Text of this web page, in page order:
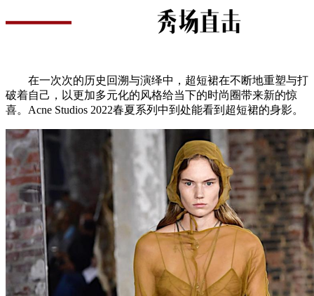
在一次次的历史回溯与演绎中，超短裙在不断地重塑与打
破着自己，以更加多元化的风格给当下的时尚圈带来新的惊
喜。Acne Studios 2022春夏系列中到处能看到超短裙的身影。